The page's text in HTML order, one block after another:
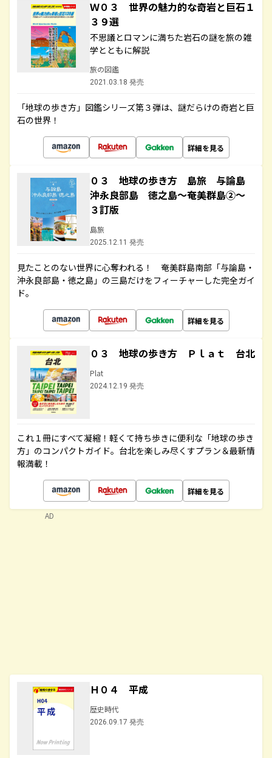
Ｗ０３ 世界の魅力的な奇岩と巨石１
３９選
不思議とロマンに満ちた岩石の謎を旅の雑
学とともに解説
旅の図鑑
2021.03.18 発売
「地球の歩き方」図鑑シリーズ第３弾は、謎だらけの奇岩と巨
石の世界！
詳細を見る
０３ 地球の歩き方 島旅 与論島
沖永良部島 徳之島～奄美群島②～
３訂版
島旅
2025.12.11 発売
見たことのない世界に心奪われる！ 奄美群島南部「与論島・
沖永良部島・徳之島」の三島だけをフィーチャーした完全ガイ
ド。
詳細を見る
０３ 地球の歩き方 Ｐｌａｔ 台北
Plat
2024.12.19 発売
これ１冊にすべて凝縮！軽くて持ち歩きに便利な「地球の歩き
方」のコンパクトガイド。台北を楽しみ尽くすプラン＆最新情
報満載！
詳細を見る
Ｈ０４ 平成
歴史時代
2026.09.17 発売
AD